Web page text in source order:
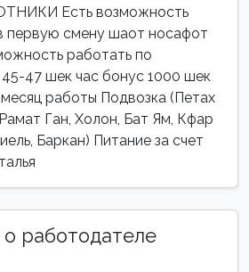
Есть возможность
первую смену шаот носафот
работать по
47 шек час бонус 1000 шек
работы Подвозка (Петах
Ган, Холон, Бат Ям, Кфар
Баркан) Питание за счет
работодателе